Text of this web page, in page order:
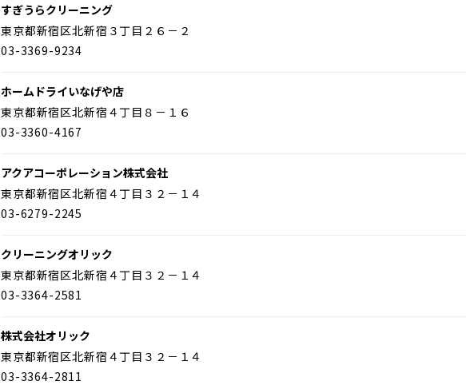
すぎうらクリーニング
東京都新宿区北新宿３丁目２６－２
03-3369-9234
ホームドライいなげや店
東京都新宿区北新宿４丁目８－１６
03-3360-4167
アクアコーポレーション株式会社
東京都新宿区北新宿４丁目３２－１４
03-6279-2245
クリーニングオリック
東京都新宿区北新宿４丁目３２－１４
03-3364-2581
株式会社オリック
東京都新宿区北新宿４丁目３２－１４
03-3364-2811